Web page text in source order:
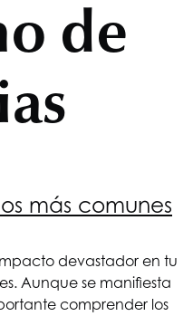
de
más comunes
devastador en tu
Aunque se manifiesta
comprender los